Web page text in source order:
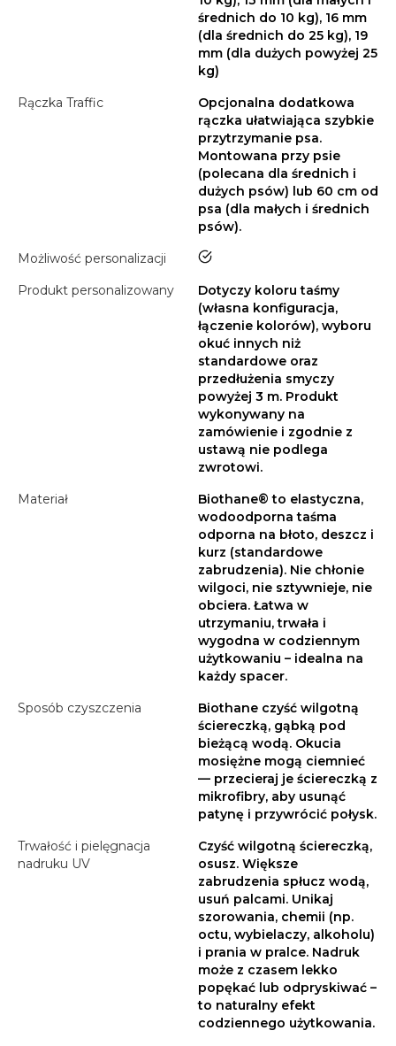
średnich do 10 kg), 16 mm
(dla średnich do 25 kg), 19
mm (dla dużych powyżej 25
kg)
Rączka Traffic
Opcjonalna dodatkowa
rączka ułatwiająca szybkie
przytrzymanie psa.
Montowana przy psie
(polecana dla średnich i
dużych psów) lub 60 cm od
psa (dla małych i średnich
psów).
Możliwość personalizacji
tak
Produkt personalizowany
Dotyczy koloru taśmy
(własna konfiguracja,
łączenie kolorów), wyboru
okuć innych niż
standardowe oraz
przedłużenia smyczy
powyżej 3 m. Produkt
wykonywany na
zamówienie i zgodnie z
ustawą nie podlega
zwrotowi.
Materiał
Biothane® to elastyczna,
wodoodporna taśma
odporna na błoto, deszcz i
kurz (standardowe
zabrudzenia). Nie chłonie
wilgoci, nie sztywnieje, nie
obciera. Łatwa w
utrzymaniu, trwała i
wygodna w codziennym
użytkowaniu – idealna na
każdy spacer.
Sposób czyszczenia
Biothane czyść wilgotną
ściereczką, gąbką pod
bieżącą wodą. Okucia
mosiężne mogą ciemnieć
— przecieraj je ściereczką z
mikrofibry, aby usunąć
patynę i przywrócić połysk.
Trwałość i pielęgnacja
nadruku UV
Czyść wilgotną ściereczką,
osusz. Większe
zabrudzenia spłucz wodą,
usuń palcami. Unikaj
szorowania, chemii (np.
octu, wybielaczy, alkoholu)
i prania w pralce. Nadruk
może z czasem lekko
popękać lub odpryskiwać –
to naturalny efekt
codziennego użytkowania.